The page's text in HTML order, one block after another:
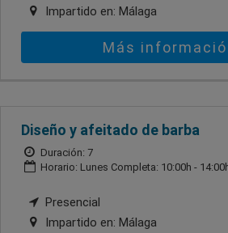
Impartido en: Málaga
Más
Diseño y afeitado de barba
Duración: 7
Horario: Lunes Completa: 10:00h -
Presencial
Impartido en: Málaga